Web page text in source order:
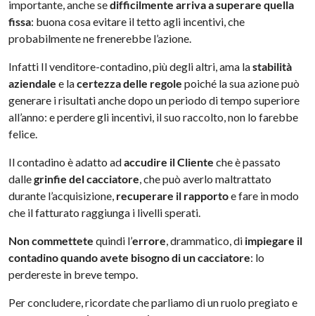
importante, anche sedifficilmente arriva a superare quella
fissa: buona cosa evitare il tetto agli incentivi, che
probabilmente ne frenerebbe l’azione.
Infatti Il venditore-contadino, più degli altri, ama lastabilità
aziendale e lacertezza delle regole poiché la sua azione può
generare i risultati anche dopo un periodo di tempo superiore
all’anno: e perdere gli incentivi, il suo raccolto, non lo farebbe
felice.
Il contadino è adatto adaccudire il Cliente che è passato
dallegrinfie del cacciatore, che può averlo maltrattato
durante l’acquisizione, recuperare il rapportoe fare in modo
che il fatturato raggiunga i livelli sperati.
Non commettete quindi l’errore, drammatico, di impiegare il
contadino quando avete bisogno di un cacciatore: lo
perdereste in breve tempo.
Per concludere, ricordate che parliamo di un ruolo pregiato e